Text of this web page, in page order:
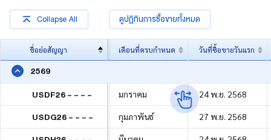
ปฏิทินการซื้อขาย
หลักประกัน
ความรู้
Collapse All ดูปฏิทินการซื้อขายทั้งหมด
ชื่อย่อสัญญา เดือนที่ครบกำหนด วันที่ซื้อขายวันแรก
2569
USDF26 - - - -
มกราคม 24 พ.ย. 2568
USDG26 - - - - กุมภาพันธ์ 27 พ.ย. 2568